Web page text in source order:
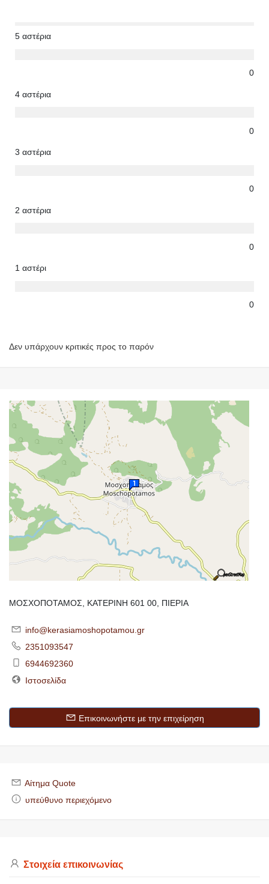
5 αστέρια
0
4 αστέρια
0
3 αστέρια
0
2 αστέρια
0
1 αστέρι
0
Δεν υπάρχουν κριτικές προς το παρόν
ΜΟΣΧΟΠΟΤΑΜΟΣ, ΚΑΤΕΡΙΝΗ 601 00, ΠΙΕΡΙΑ
info@kerasiamoshopotamou.gr
2351093547
6944692360
Ιστοσελίδα
Επικοινωνήστε με την επιχείρηση
Αίτημα Quote
υπεύθυνο περιεχόμενο
Στοιχεία επικοινωνίας